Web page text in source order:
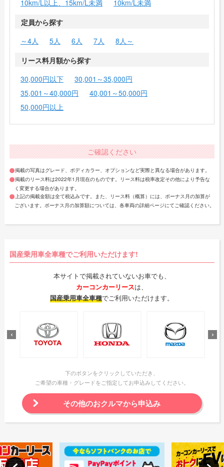
10km/L以上、15km/L未満
10km/L未満
定員から探す
～4人
5人 6人 7人
8人～
リース料月額から探す
30,000円以下
30,001～35,000円
35,001～40,000円
40,001～50,000円
50,000円以上
ご確認ください
掲載の写真はグレード、ボディカラー、オプションなど実際と異なる場合があります。
掲載のリース料は2022年1月現在のものです。リース料は税率改定その他により予告な
く変更する場合があります。
上記の掲載金額は全て税込みです。また、リース料（概算）には、ボーナス月の加算が
ございます。ボーナス月の加算額については、各車両の詳細ページにてご確認ください。
国産乗用車全車種でご利用いただけます!
本サイトで掲載されていないお車でも、
カーコンカーリースは、
国産乗用車全車種でご利用いただけます。
下のボタンをクリックしていただき、
ご希望の車種・グレードをご指定してお申込みしてください。
その他のおクルマから申込み